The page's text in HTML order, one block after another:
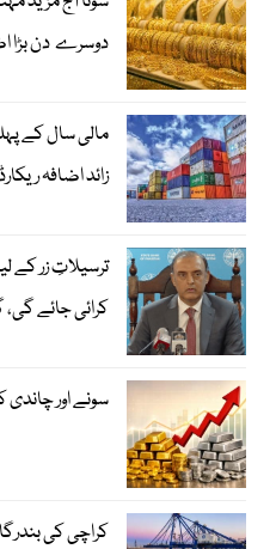
دوسرے دن بڑا
زائد اضافہ
ترسیلاتِ زر کے
کرائی جائے
سونے اور
کراچی کی